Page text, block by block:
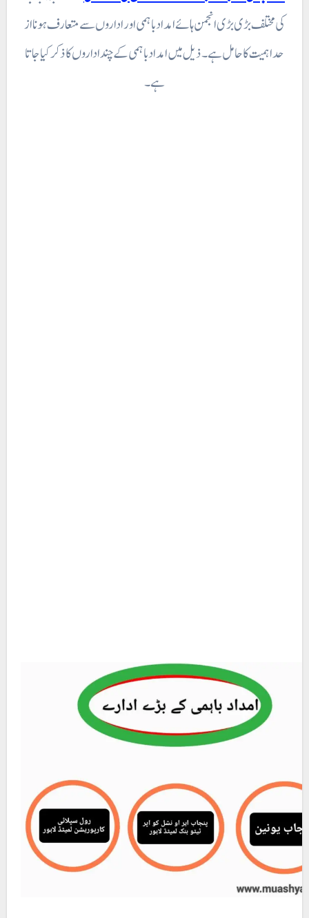
کی مختلف بڑی بڑی انجمن ہائے امداد باہمی اور اداروں سے متعارف ہونا از
حد اہمیت کا حامل ہے۔ ذیل میں امداد باہمی کے چند اداروں کا ذکر کیا جاتا
ہے۔